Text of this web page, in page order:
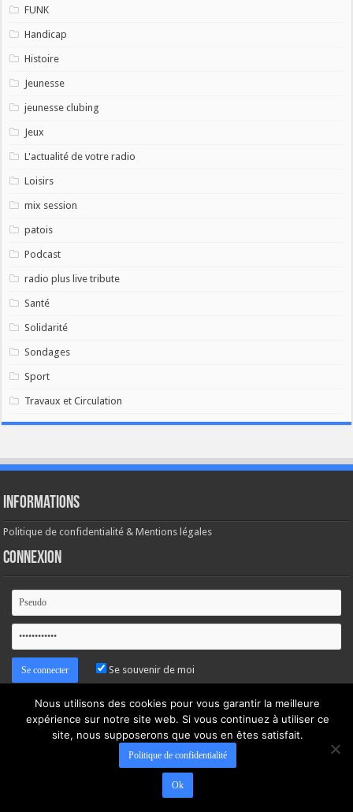
FUNK
Handicap
Histoire
Jeunesse
jeunesse clubing
Jeux
L'actualité de votre radio
Loisirs
mix session
patois
Podcast
radio plus live tribute
Santé
Solidarité
Sondages
Sport
Travaux et Circulation
Informations
Politique de confidentialité & Mentions légales
Connexion
Se souvenir de moi
Mot de passe oublié ?
Nous utilisons des cookies pour vous garantir la meilleure
expérience sur notre site web. Si vous continuez à utiliser ce
site, nous supposerons que vous en êtes satisfait.
Politique de confidentialité
Ok